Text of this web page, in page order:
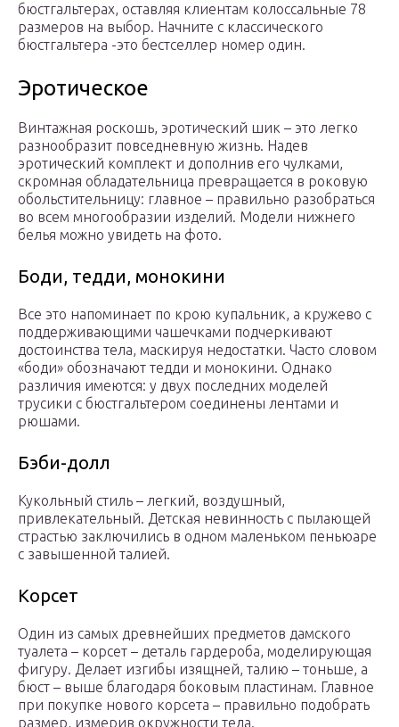
бюстгальтерах, оставляя клиентам колоссальные 78
размеров на выбор. Начните с классического
бюстгальтера -это бестселлер номер один.
Эротическое
Винтажная роскошь, эротический шик – это легко
разнообразит повседневную жизнь. Надев
эротический комплект и дополнив его чулками,
скромная обладательница превращается в роковую
обольстительницу: главное – правильно разобраться
во всем многообразии изделий. Модели нижнего
белья можно увидеть на фото.
Боди, тедди, монокини
Все это напоминает по крою купальник, а кружево с
поддерживающими чашечками подчеркивают
достоинства тела, маскируя недостатки. Часто словом
«боди» обозначают тедди и монокини. Однако
различия имеются: у двух последних моделей
трусики с бюстгальтером соединены лентами и
рюшами.
Бэби-долл
Кукольный стиль – легкий, воздушный,
привлекательный. Детская невинность с пылающей
страстью заключились в одном маленьком пеньюаре
с завышенной талией.
Корсет
Один из самых древнейших предметов дамского
туалета – корсет – деталь гардероба, моделирующая
фигуру. Делает изгибы изящней, талию – тоньше, а
бюст – выше благодаря боковым пластинам. Главное
при покупке нового корсета – правильно подобрать
размер, измерив окружности тела.